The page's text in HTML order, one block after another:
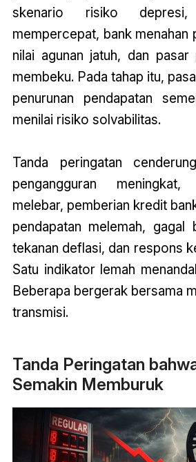
skenario risiko
mempercepat, bank menahan
nilai agunan jatuh, dan pasar
membeku. Pada tahap itu,
penurunan pendapatan
menilai risiko solvabilitas.
Tanda peringatan
pengangguran
melebar, pemberian kredit
pendapatan melemah, gagal
tekanan deflasi, dan respons
Satu indikator lemah
Beberapa bergerak bersama
transmisi.
Tanda Peringatan
Semakin Memburuk